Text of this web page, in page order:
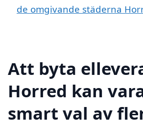
de omgivande städerna
Att byta
Horred kan
smart val av